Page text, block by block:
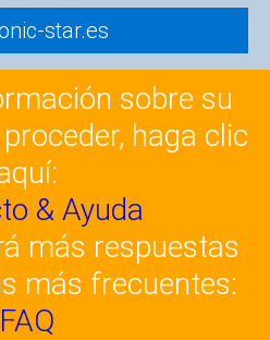
star.es
sobre su
haga clic
& Ayuda
más respuestas
más frecuentes:
FAQ